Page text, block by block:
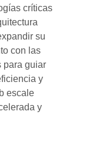
críticas
su
con las
para guiar
y
escale
y